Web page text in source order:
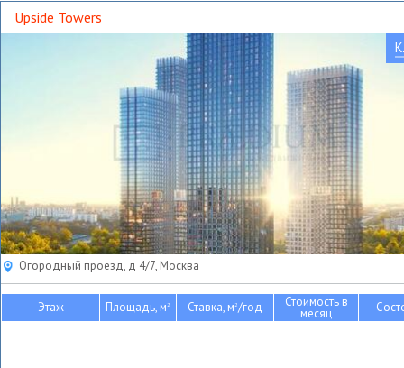
Upside Towers
Огородный проезд, д 4/7, Москва
Этаж Площадь, м2 Ставка, м2/год Стоимость в
месяц